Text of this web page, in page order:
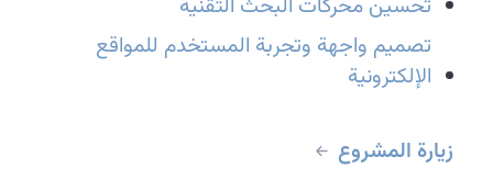
تحسين محركات البحث التقنية
تصميم واجهة وتجربة المستخدم للمواقع
الإلكترونية
زيارة المشروع